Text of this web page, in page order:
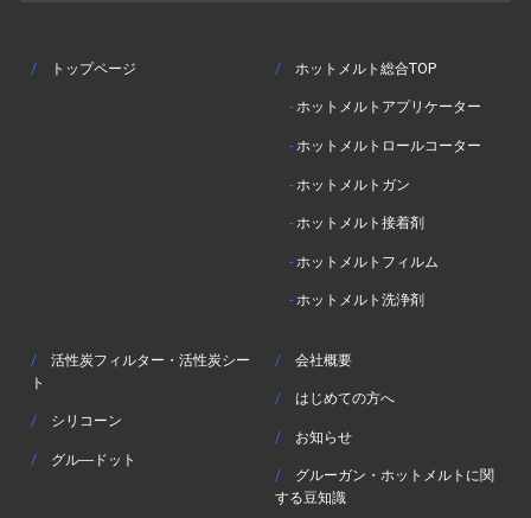
/ トップページ / ホットメルト総合TOP
-ホットメルトアプリケーター
- ホットメルトロールコーター
- ホットメルトガン
-ホットメルト接着剤
- ホットメルトフィルム
-ホットメルト洗浄剤
/ 活性炭フィルター・活性炭シー
ト
/ シリコーン
/ グル―ドット
/ 会社概要
/ はじめての方へ
/ お知らせ
/ グルーガン・ホットメルトに関
する豆知識